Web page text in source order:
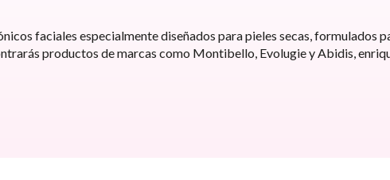
faciales especialmente diseñados para pieles secas, formulados
productos de marcas como Montibello, Evolugie y Abidis,